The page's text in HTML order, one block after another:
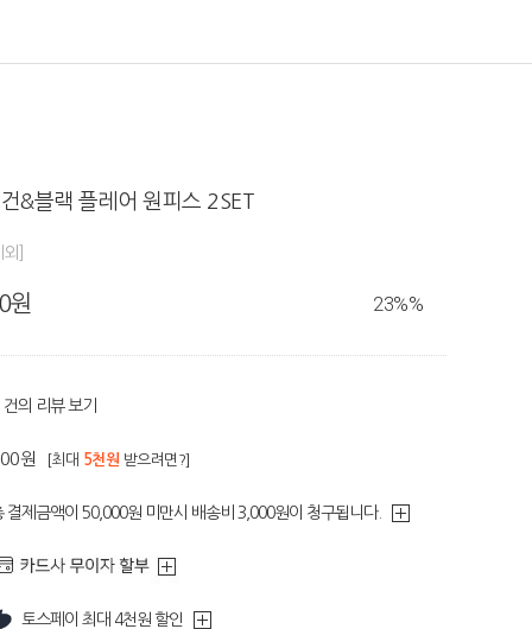
&블랙 플레어 원피스 2SET
]
원 23%%
건의 리뷰 보기
원 [최대 5천원 받으려면?]
결제금액이 50,000원 미만시 배송비 3,000원이 청구됩니다.
토스페이 최대 4천원 할인